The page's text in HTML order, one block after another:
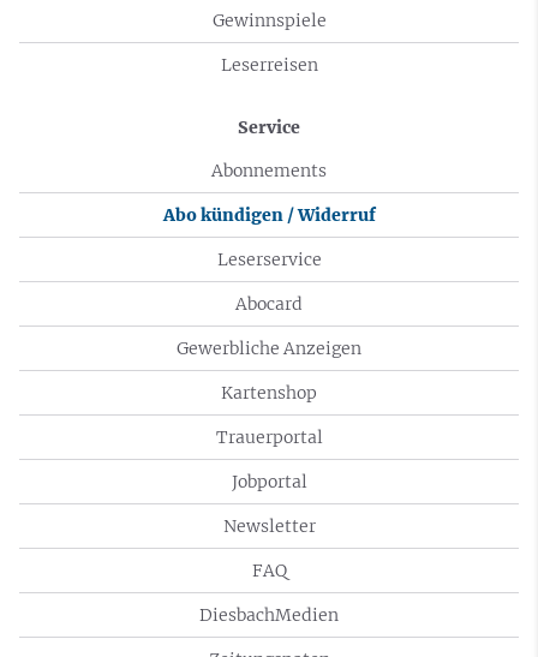
Gewinnspiele
Leserreisen
Service
Abonnements
Abo kündigen / Widerruf
Leserservice
Abocard
Gewerbliche Anzeigen
Kartenshop
Trauerportal
Jobportal
Newsletter
FAQ
DiesbachMedien